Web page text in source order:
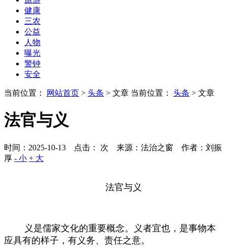
健康
三农
公益
人物
曝光
警钟
安全
当前位置： 网站首页 > 头条 > 文章 当前位置： 头条 > 文章
法官与义
时间：2025-10-13 点击： 次 来源：法治之窗 作者：刘振
厚 - 小 + 大
法官与义
义是儒家文化的重要概念。义者宜也，是事物本
应具有的样子，有义务、责任之意。